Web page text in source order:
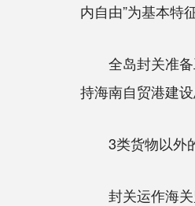
内自由”为基本特
全岛封关准备
持海南自贸港建设
3类货物以外的
封关运作海关